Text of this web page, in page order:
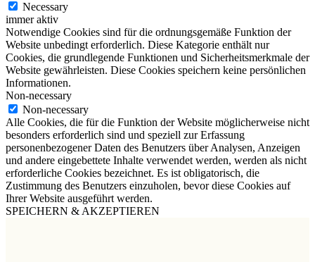
Necessary
immer aktiv
Notwendige Cookies sind für die ordnungsgemäße Funktion der
Website unbedingt erforderlich. Diese Kategorie enthält nur
Cookies, die grundlegende Funktionen und Sicherheitsmerkmale der
Website gewährleisten. Diese Cookies speichern keine persönlichen
Informationen.
Non-necessary
Non-necessary
Alle Cookies, die für die Funktion der Website möglicherweise nicht
besonders erforderlich sind und speziell zur Erfassung
personenbezogener Daten des Benutzers über Analysen, Anzeigen
und andere eingebettete Inhalte verwendet werden, werden als nicht
erforderliche Cookies bezeichnet. Es ist obligatorisch, die
Zustimmung des Benutzers einzuholen, bevor diese Cookies auf
Ihrer Website ausgeführt werden.
SPEICHERN & AKZEPTIEREN